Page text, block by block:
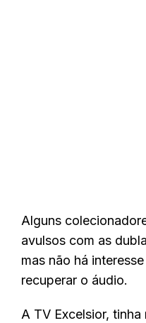
Alguns
avulsos com as
mas não há
recuperar o áudio.
A TV Excelsior,